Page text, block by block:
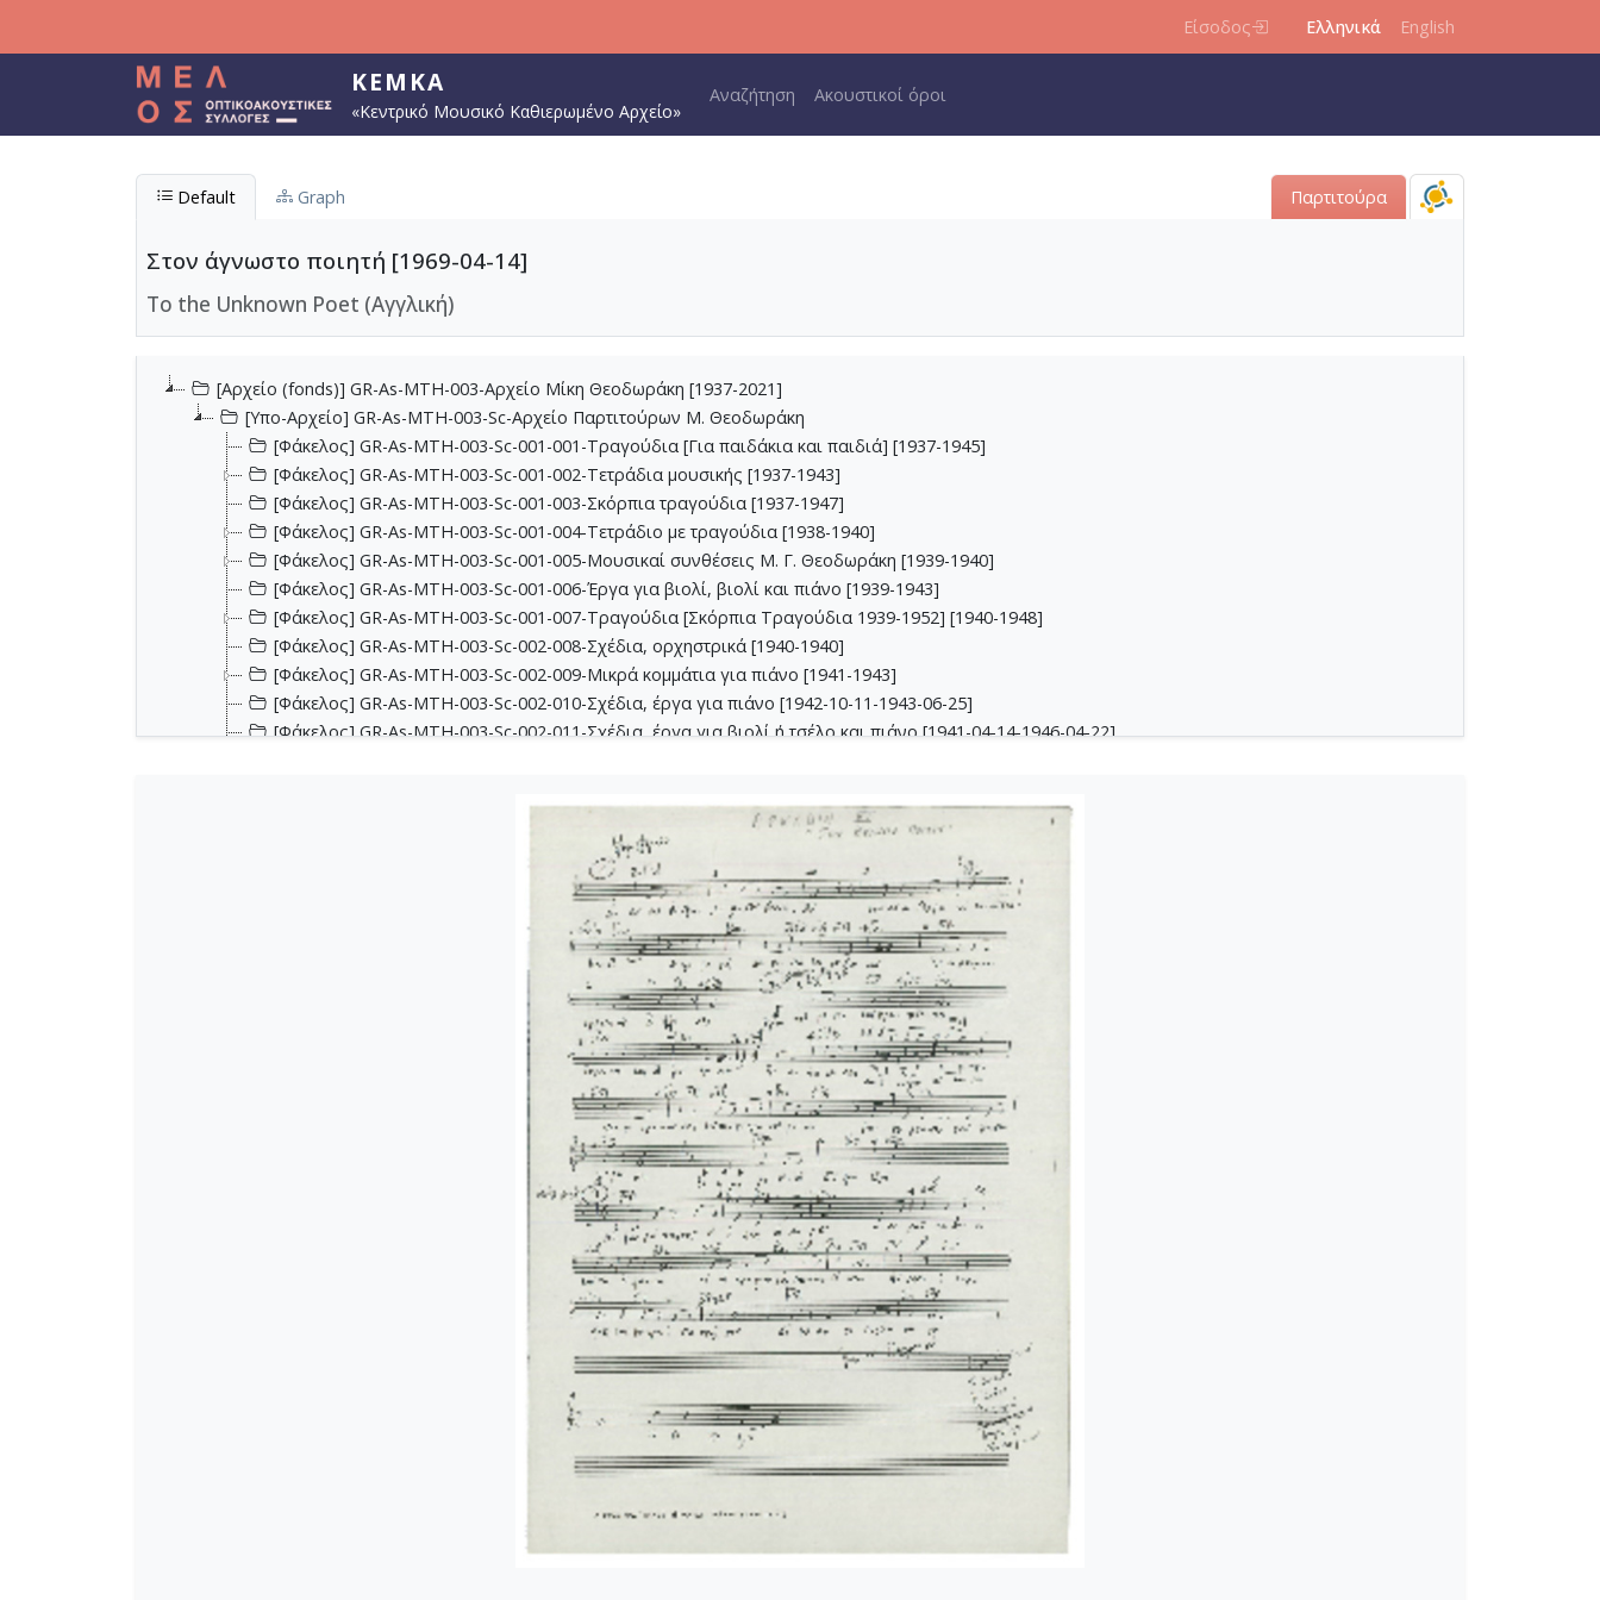
Είσοδος Ελληνικά English
ΚΕΜΚΑ
«Κεντρικό Μουσικό Καθιερωμένο Αρχείο»
Main navigation
Αναζήτηση Ακουστικοί όροι
Default Graph Παρτιτούρα
Στον άγνωστο ποιητή [1969-04-14]
To the Unknown Poet (Αγγλική)
[Αρχείο (fonds)] GR-As-MTH-003-Αρχείο Μίκη Θεοδωράκη [1937-2021]
[Υπο-Αρχείο] GR-As-MTH-003-Sc-Αρχείο Παρτιτούρων Μ. Θεοδωράκη
[Φάκελος] GR-As-MTH-003-Sc-001-001-Τραγούδια [Για παιδάκια και παιδιά] [1937-1945]
[Φάκελος] GR-As-MTH-003-Sc-001-002-Τετράδια μουσικής [1937-1943]
[Φάκελος] GR-As-MTH-003-Sc-001-003-Σκόρπια τραγούδια [1937-1947]
[Φάκελος] GR-As-MTH-003-Sc-001-004-Τετράδιο με τραγούδια [1938-1940]
[Φάκελος] GR-As-MTH-003-Sc-001-005-Μουσικαί συνθέσεις Μ. Γ. Θεοδωράκη [1939-1940]
[Φάκελος] GR-As-MTH-003-Sc-001-006-Έργα για βιολί, βιoλί και πιάνο [1939-1943]
[Φάκελος] GR-As-MTH-003-Sc-001-007-Τραγούδια [Σκόρπια Τραγούδια 1939-1952] [1940-1948]
[Φάκελος] GR-As-MTH-003-Sc-002-008-Σχέδια, ορχηστρικά [1940-1940]
[Φάκελος] GR-As-MTH-003-Sc-002-009-Μικρά κομμάτια για πιάνο [1941-1943]
[Φάκελος] GR-As-MTH-003-Sc-002-010-Σχέδια, έργα για πιάνο [1942-10-11-1943-06-25]
[Φάκελος] GR-As-MTH-003-Sc-002-011-Σχέδια, έργα για βιολί ή τσέλο και πιάνο [1941-04-14-1946-04-22]
[Φάκελος] GR-As-MTH-003-Sc-003-014-Πάρτες χορωδίας Β, Γ, Δ [1942-03-09-1943-09-24]
[Φάκελος] GR-As-MTH-003-Sc-003-015-Εκκλησιαστική Καντάτα [1942-1942]
[Φάκελος] GR-As-MTH-003-Sc-003-016-Σονατίνα για πιάνο [1942-06-05-1942-06-05]
[Φάκελος] GR-As-MTH-003-Sc-003-017-Αναμνήσεις [1942-09-24-1942-10-11]
[Φάκελος] GR-As-MTH-003-Sc-003-018-Διασκευές για έγχορδα [1943-1943]
[Φάκελος] GR-As-MTH-003-Sc-003-019-Ασκήσεις αρμονίας [1943-1949]
[Φάκελος] GR-As-MTH-003-Sc-004-020-Σκίτσα τραγουδιών [1942-1946]
[Φάκελος] GR-As-MTH-003-Sc-004-021-Κασσιανή [1943-01-26-1943-01-26]
[Φάκελος] GR-As-MTH-003-Sc-004-022-Χορωδιακά [1943-04-10-1946-04-13]
[Φάκελος] GR-As-MTH-003-Sc-004-023-Φαντασία (Σχέδιο "Φαντασίας" για ορχήστρα) 'Εργο για πιάνο [1944-01-04]
[Φάκελος] GR-As-MTH-003-Sc-004-024-Ύμνος - Για ορχήστρα εγχόρδων και τετράφωνη μιχτή χορωδία [1944-05-28]
[Φάκελος] GR-As-MTH-003-Sc-004-025-Το κοιμητήριο [1945]
[Φάκελος] GR-As-MTH-003-Sc-004-026-Συμφωνία Νο 1 [1944-09-25-1956-01-31]
[Φάκελος] GR-As-MTH-003-Sc-004-027-Μικρή συμφωνία [1945-1945]
[Φάκελος] GR-As-MTH-003-Sc-004-028-Andante για cello solo και πιάνο [1945-06-08-1945-06-11]
[Φάκελος] GR-As-MTH-003-Sc-004-029-Ελεγείο 1 [1945-06-20]
[Φάκελος] GR-As-MTH-003-Sc-004-030-Πέντε ναύτες [1945-10-06]
[Φάκελος] GR-As-MTH-003-Sc-004-031-Έργο Βασ. Ρώτα [1945-11-07]
[Φάκελος] GR-As-MTH-003-Sc-005-032-Ασκήσεις αντίστιξης [1945-12-03-1949-12-01]
[Φάκελος] GR-As-MTH-003-Sc-005-033-Δεκέμβρης '44 [Τέσσερα κομμάτια για το Δεκέμβρη] [1945-12-09-1945-12-30]
[Φάκελος] GR-As-MTH-003-Sc-005-034-Ελεγείο Στο θάνατο του αγωνιστού [1945]
[Φάκελος] GR-As-MTH-003-Sc-005-035-Δεκέμβρης' 1. Το συλλαλητήριο σε ορχήστρα εγχόρδων [1946]
[Φάκελος] GR-As-MTH-003-Sc-005-036-Κουαρτέτο εγχόρδων Αρ. 1 [1946-02-24-1946-02-28]
[Φάκελος] GR-As-MTH-003-Sc-005-037-Duetto [1946-03-24]
[Φάκελος] GR-As-MTH-003-Sc-005-040-Προμηθέας Δεσμώτης [1946-05-15]